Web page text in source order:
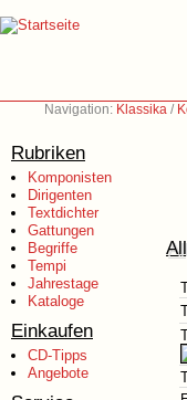
Navigation: Klassika /
Rubriken
Komponisten
Dirigenten
Textdichter
Gattungen
Begriffe
Tempi
Jahrestage
Kataloge
Einkaufen
CD-Tipps
Angebote